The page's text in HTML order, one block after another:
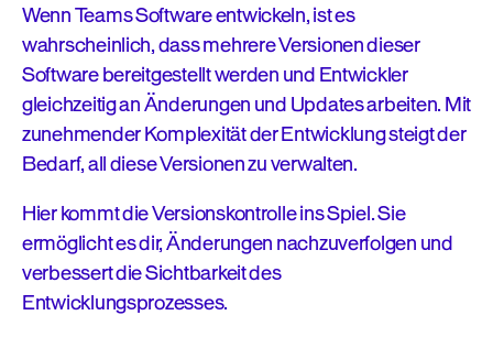
Wenn Teams Software entwickeln, ist es
wahrscheinlich, dass mehrere Versionen dieser
Software bereitgestellt werden und Entwickler
gleichzeitig an Änderungen und Updates arbeiten. Mit
zunehmender Komplexität der Entwicklung steigt der
Bedarf, all diese Versionen zu verwalten.
Hier kommt die Versionskontrolle ins Spiel. Sie
ermöglicht es dir, Änderungen nachzuverfolgen und
verbessert die Sichtbarkeit des
Entwicklungsprozesses.